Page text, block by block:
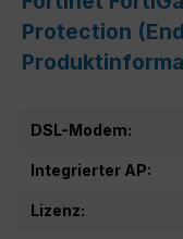
Protection
DSL-Modem:
Integrierter AP:
Lizenz: